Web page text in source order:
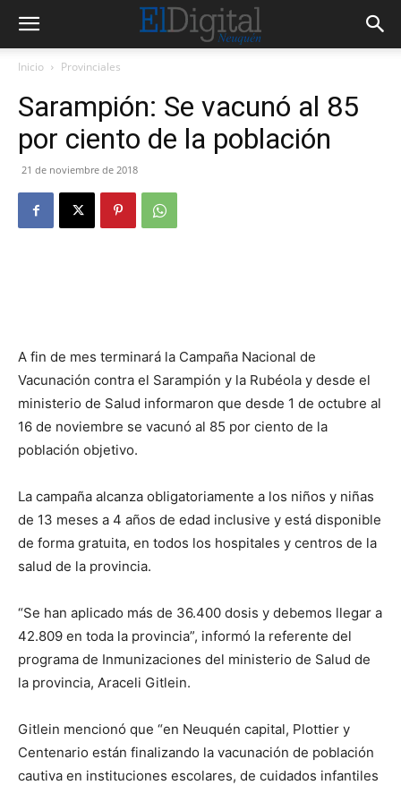
Inicio Provinciales
Sarampión: Se vacunó al 85
por ciento de la población
21 de noviembre de 2018
A fin de mes terminará la Campaña Nacional de
Vacunación contra el Sarampión y la Rubéola y desde el
ministerio de Salud informaron que desde 1 de octubre al
16 de noviembre se vacunó al 85 por ciento de la
población objetivo.
La campaña alcanza obligatoriamente a los niños y niñas
de 13 meses a 4 años de edad inclusive y está disponible
de forma gratuita, en todos los hospitales y centros de la
salud de la provincia.
“Se han aplicado más de 36.400 dosis y debemos llegar a
42.809 en toda la provincia”, informó la referente del
programa de Inmunizaciones del ministerio de Salud de
la provincia, Araceli Gitlein.
Gitlein mencionó que “en Neuquén capital, Plottier y
Centenario están finalizando la vacunación de población
cautiva en instituciones escolares, de cuidados infantiles